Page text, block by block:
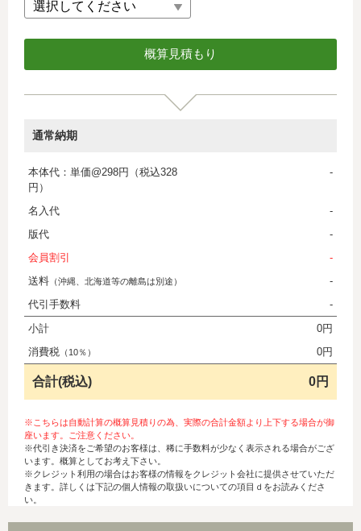
通常納期
本体代：単価@298円（税込328
円）
-
名入代
-
版代
-
会員割引
-
送料 （沖縄、北海道等の離島は別途）
-
代引手数料
-
小計
0円
消費税 （10％） 0円
合計(税込) 0円
※こちらは自動計算の概算見積りの為、実際の合計金額より上下する場合が御
座います。ご注意ください。
※代引き決済をご希望のお客様は、稀に手数料が少なく表示される場合がござ
います。概算としてお考え下さい。
※クレジット利用の場合はお客様の情報をクレジット会社に提供させていただ
きます。詳しくは下記の個人情報の取扱いについての項目ｄをお読みくださ
い。